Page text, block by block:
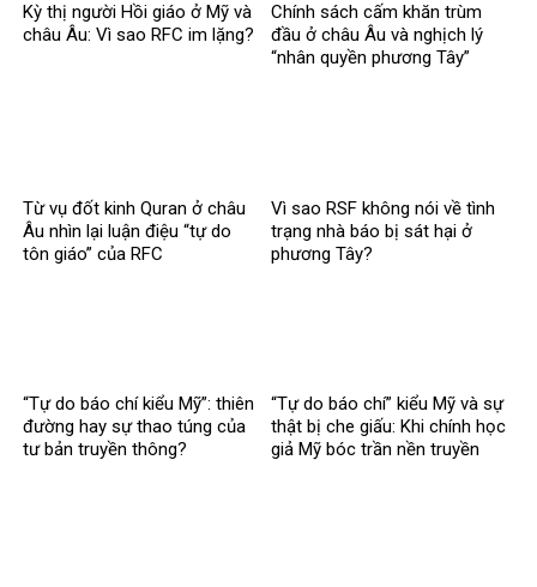
Kỳ thị người Hồi giáo ở Mỹ và
châu Âu: Vì sao RFC im lặng?
Chính sách cấm khăn trùm
đầu ở châu Âu và nghịch lý
“nhân quyền phương Tây”
Từ vụ đốt kinh Quran ở châu
Âu nhìn lại luận điệu “tự do
tôn giáo” của RFC
Vì sao RSF không nói về tình
trạng nhà báo bị sát hại ở
phương Tây?
“Tự do báo chí kiểu Mỹ”: thiên
đường hay sự thao túng của
tư bản truyền thông?
“Tự do báo chí” kiểu Mỹ và sự
thật bị che giấu: Khi chính học
giả Mỹ bóc trần nền truyền